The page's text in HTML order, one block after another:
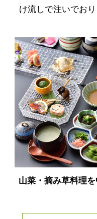
け流しで注いでおり
山菜・摘み草料理